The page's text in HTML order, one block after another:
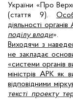
України «Про
(стаття 9).
діяльності
поділу влади».
Виходячи з
не закладає
«системи органів
міністрів АРК як
відповідними
тексті проекту